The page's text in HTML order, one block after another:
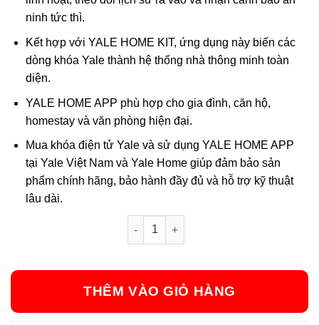
ninh tức thì.
Kết hợp với YALE HOME KIT, ứng dụng này biến các
dòng khóa Yale thành hệ thống nhà thông minh toàn
diện.
YALE HOME APP phù hợp cho gia đình, căn hộ,
homestay và văn phòng hiện đại.
Mua khóa điện tử Yale và sử dụng YALE HOME APP
tại Yale Việt Nam và Yale Home giúp đảm bảo sản
phẩm chính hãng, bảo hành đầy đủ và hỗ trợ kỹ thuật
lâu dài.
YALE HOME APP SMART LOCK số
THÊM VÀO GIỎ HÀNG